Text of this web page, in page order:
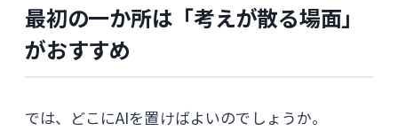
最初の一か所は「考えが散る場面」
がおすすめ
では、どこにAIを置けばよいのでしょうか。